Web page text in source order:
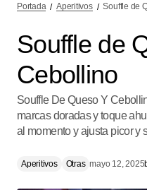
Portada Aperitivos Souffle de
Souffle de
Cebollino
Souffle De Queso Y
marcas doradas y toque
al momento y ajusta picor y
Aperitivos Otras mayo 12, 2025